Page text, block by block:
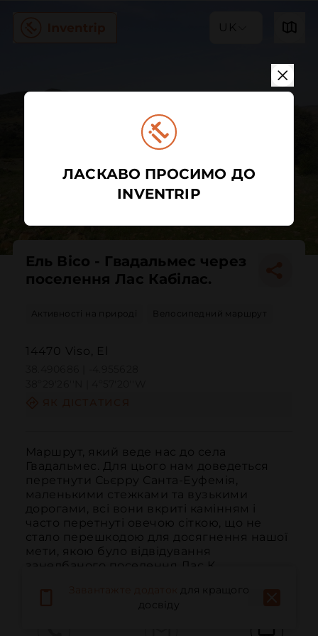
UK
Ель Вісо - Гвадальмес через
поселення Лас Кабілас.
Активності на природі Велосипедний маршрут
14470 Viso, El
Маршрут, який веде нас до села
Гвадальмес. Для цього нам доведеться
перетнути Сьєрру Санта-Еуфемія,
маленькими стежками та вузькими
дорогами, всі вони вкриті камінням і
часто перетнуті овечою сіткою, що не
стало перешкодою для досягнення нашої
мети, якою було відвідування
занедбаного поселення Лас К...
для кращого
досвіду
ЛАСКАВО ПРОСИМО ДО
INVENTRIP